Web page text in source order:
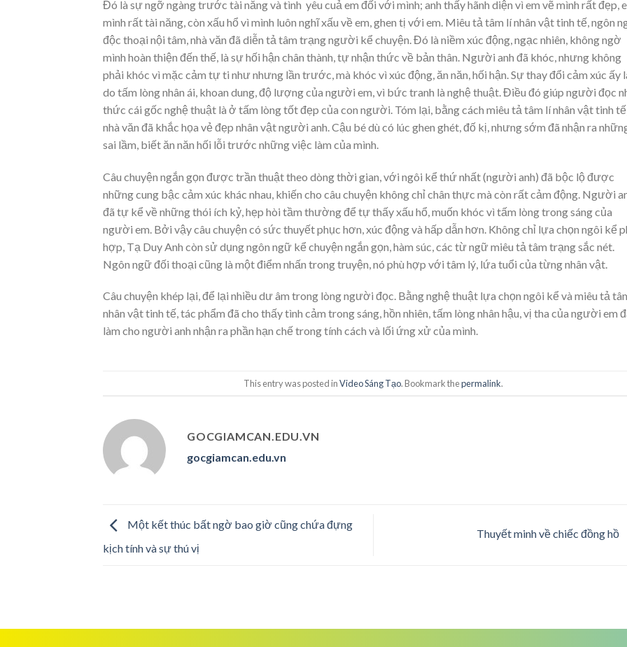
Đó là sự ngỡ ngàng trước tài năng và tình yêu cuả em đối với mình; anh thấy hãnh diện vì em vẽ mình rất đẹp,
mình rất tài năng, còn xấu hổ vì mình luôn nghĩ xấu về em, ghen tị với em. Miêu tả tâm lí nhân vật tinh tế, ngôn
độc thoại nội tâm, nhà văn đã diễn tả tâm trạng người kể chuyện. Đó là niềm xúc động, ngạc nhiên, không ngờ
mình hoàn thiện đến thế, là sự hối hận chân thành, tự nhận thức về bản thân. Người anh đã khóc, nhưng không
phải khóc vì mặc cảm tự ti như nhưng lần trước, mà khóc vì xúc động, ăn năn, hối hận. Sự thay đổi cảm xúc ấy
do tấm lòng nhân ái, khoan dung, độ lượng của người em, vì bức tranh là nghệ thuật. Điều đó giúp người đọc
thức cái gốc nghệ thuật là ở tấm lòng tốt đẹp của con người. Tóm lại, bằng cách miêu tả tâm lí nhân vật tinh tế,
nhà văn đã khắc họa vẻ đẹp nhân vật người anh. Cậu bé dù có lúc ghen ghét, đố kị, nhưng sớm đã nhận ra
sai lầm, biết ăn năn hối lỗi trước những việc làm của mình.
Câu chuyện ngắn gọn được trần thuật theo dòng thời gian, với ngôi kể thứ nhất (người anh) đã bộc lộ được
những cung bậc cảm xúc khác nhau, khiến cho câu chuyện không chỉ chân thực mà còn rất cảm động. Người
đã tự kể về những thói ích kỷ, hẹp hòi tầm thường để tự thấy xấu hổ, muốn khóc vì tấm lòng trong sáng của
người em. Bởi vậy câu chuyện có sức thuyết phục hơn, xúc động và hấp dẫn hơn. Không chỉ lựa chọn ngôi kể
hợp, Tạ Duy Anh còn sử dụng ngôn ngữ kể chuyện ngắn gọn, hàm súc, các từ ngữ miêu tả tâm trạng sắc nét.
Ngôn ngữ đối thoại cũng là một điểm nhấn trong truyện, nó phù hợp với tâm lý, lứa tuổi của từng nhân vật.
Câu chuyện khép lại, để lại nhiều dư âm trong lòng người đọc. Bằng nghệ thuật lựa chọn ngôi kể và miêu tả
nhân vật tinh tế, tác phẩm đã cho thấy tình cảm trong sáng, hồn nhiên, tấm lòng nhân hậu, vị tha của người em
làm cho người anh nhận ra phần hạn chế trong tính cách và lối ứng xử của mình.
This entry was posted inVideo Sáng Tạo. Bookmark thepermalink.
GOCGIAMCAN.EDU.VN
gocgiamcan.edu.vn
Một kết thúc bất ngờ bao giờ cũng chứa đựng
kịch tính và sự thú vị
Thuyết minh về chiếc đồng hồ